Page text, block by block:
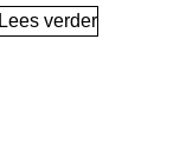
Lees verder